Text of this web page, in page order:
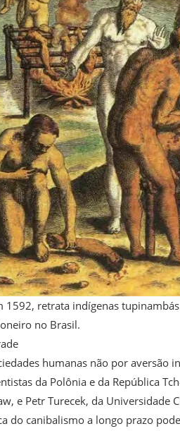
1592, retrata indígenas
no Brasil.
humanas não por aversão
da Polônia e da República
e Petr Turecek, da Universidade
do canibalismo a longo prazo